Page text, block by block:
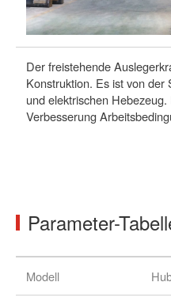
Der freistehende
Konstruktion. Es ist von
und elektrischen
Verbesserung
Parameter-
Modell